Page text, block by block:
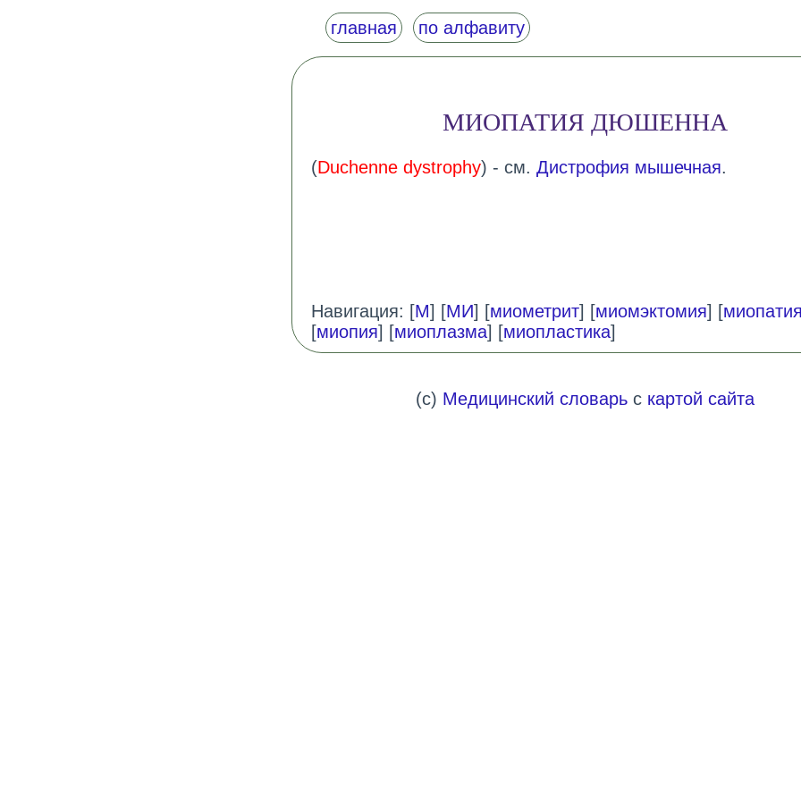
главная по алфавиту
МИОПАТИЯ ДЮШЕННА
(Duchenne dystrophy) - см. Дистрофия мышечная.
Навигация: [М] [МИ] [миометрит] [миомэктомия] [
[миопия] [миоплазма] [миопластика]
(c) Медицинский словарьс картой сайта